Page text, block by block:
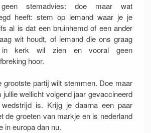
stemadvies: doe maar wat
heeft: stem op iemand waar je je
al is dat een bruinhemd of een ander
wit houdt, of iemand die ons graag
in kerk wil zien en vooral geen
hoor.
grootste partij wilt stemmen. Doe maar
wellicht volgend jaar gevaccineerd
is. Krijg je daarna een paar
de groeten van markje en is nederland
in europa dan nu.